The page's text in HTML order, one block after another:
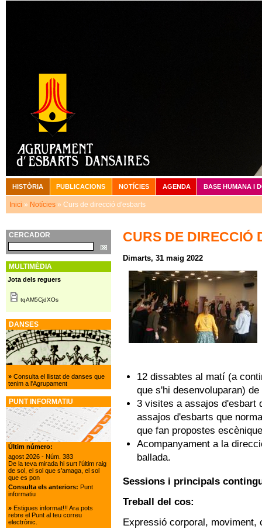
CURS DE DIRECCIÓ
Dimarts, 31 maig 2022
12 dissabtes al matí (a
que s'hi desenvoluparan)
3 visites a assajos d'esbart
assajos d'esbarts que
que fan propostes
Acompanyament a la
ballada.
Sessions i principals
Treball del cos:
Expressió corporal, moviment,
Menú principal
HISTÒRIA PUBLICACIONS NOTÍCIES AGENDA BASE HUMANA I
Esteu aquí
Inici » Notícies » Curs de direcció d'esbarts
CERCADOR
Cerca
MULTIMÈDIA
Jota dels reguers
tqAM5CjdXOs
DANSES
»Consulta el llistat de danses que
tenim a l'Agrupament
PUNT INFORMATIU
Últim número:
agost 2026 - Núm. 383
De la teva mirada hi surt l'últim raig
de sol, el sol que s’amaga, el sol
que es pon
Consulta els anteriors: Punt
informatiu
»Estigues informat!!! Ara pots
rebre el Punt al teu correu
electrònic.